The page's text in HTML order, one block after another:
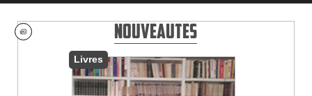
Nouveautes
Livres